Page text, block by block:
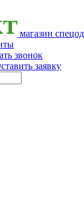
магазин
звонок
заявку